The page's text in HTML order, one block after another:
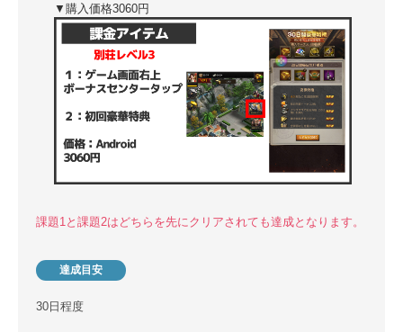
▼購入価格3060円
課題1と課題2はどちらを先にクリアされても達成となります。
達成目安
30日程度